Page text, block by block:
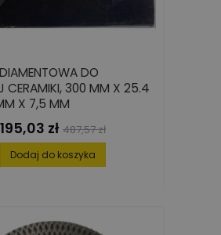
DO
CERAMIKI, 300 MM X 25.4
X 7,5 MM
Cena
195,03 zł Cena
podstawowa
487,57 zł
Dodaj do koszyka